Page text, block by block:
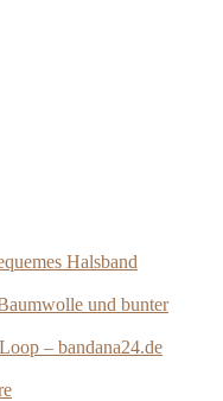
Halsband
und bunter
– bandana24.de